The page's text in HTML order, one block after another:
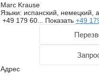
Marc Krause
Языки: испанский, немецкий,
+49 179 60... Показать +49
Адрес